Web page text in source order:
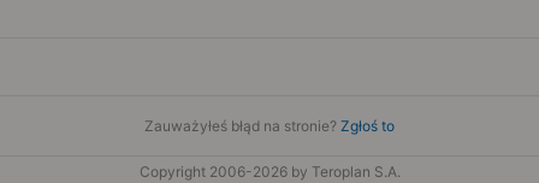
Zauważyłeś błąd na stronie? Zgłoś to
Copyright 2006-2026 by Teroplan S.A.